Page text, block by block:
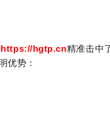
https://hgtp.cn精准击中
优势：